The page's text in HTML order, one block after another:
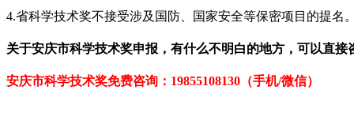
4.省科学技术奖不接受涉及国防、国家安全等保密项目的提名
关于安庆市科学技术奖申报，有什么不明白的地方，可以直接
安庆市科学技术奖免费咨询： 19855108130（手机/微信）